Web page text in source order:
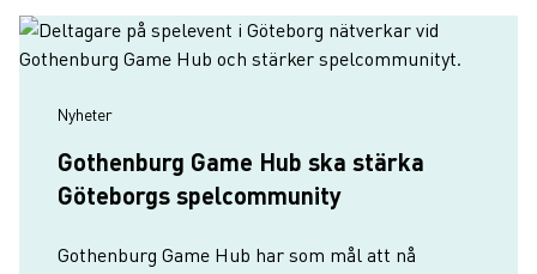
Nyheter
Gothenburg Game Hub ska stärka
Göteborgs spelcommunity
Gothenburg Game Hub har som mål att nå